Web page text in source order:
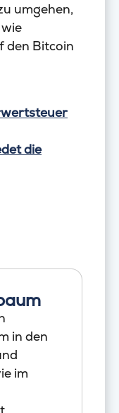
umgehen,
den Bitcoin
die
in den
im